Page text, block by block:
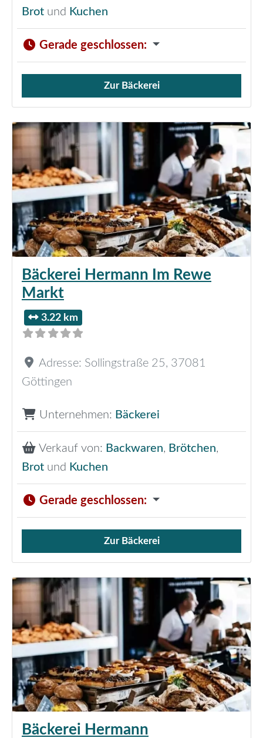
Brot und Kuchen
Gerade geschlossen:
Verkauf von Brötchen,
Zur Bäckerei
Bäckerei Hermann Im Rewe
Markt
3.22 km
Adresse: Sollingstraße 25, 37081
Göttingen
Unternehmen: Bäckerei
Verkauf von: Backwaren, Brötchen,
Brot und Kuchen
Gerade geschlossen:
Verkauf von Brötchen,
Zur Bäckerei
Bäckerei Hermann